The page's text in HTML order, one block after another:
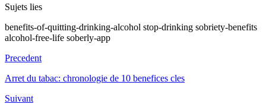
Sujets lies
benefits-of-quitting-drinking-alcohol stop-drinking sobriety-benefits
alcohol-free-life soberly-app
Precedent
Arret du tabac: chronologie de 10 benefices cles
Suivant